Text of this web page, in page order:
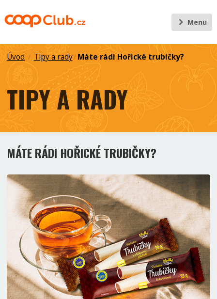
Menu
Úvod / Tipy a rady/ Máte rádi Hořické trubičky?
TIPY A RADY
MÁTE RÁDI HOŘICKÉ TRUBIČKY?